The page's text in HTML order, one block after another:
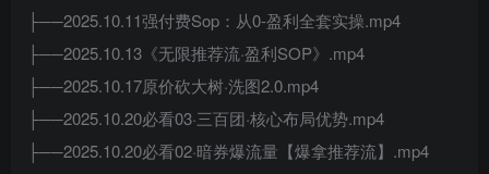
├──2025.10.11强付费Sop：从0-盈利全套实操.mp4
├──2025.10.13《无限推荐流·盈利SOP》.mp4
├──2025.10.17原价砍大树·洗图2.0.mp4
├──2025.10.20必看03·三百团·核心布局优势.mp4
├──2025.10.20必看02·暗券爆流量【爆拿推荐流】.mp4